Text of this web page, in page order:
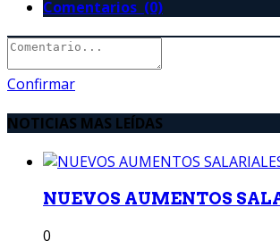
Comentarios (0)
Confirmar
NOTICIAS MAS LEÍDAS
NUEVOS AUMENTOS
0